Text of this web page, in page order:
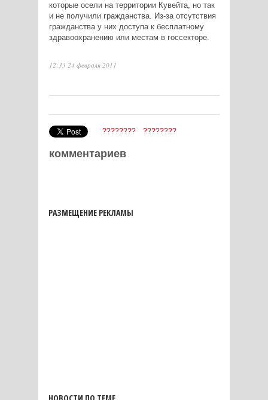
которые осели на территории Кувейта, но так
и не получили гражданства. Из-за отсутствия
гражданства у них доступа к бесплатному
здравоохранению или местам в госсекторе.
12:33 24 февраля 2011
???????? ????????
комментариев
РАЗМЕЩЕНИЕ РЕКЛАМЫ